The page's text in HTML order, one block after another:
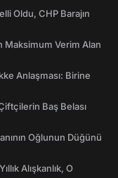
Oldu, CHP Barajın
Maksimum Verim Alan
Anlaşması: Birine
Baş Belası
Oğlunun Düğünü
Alışkanlık, O